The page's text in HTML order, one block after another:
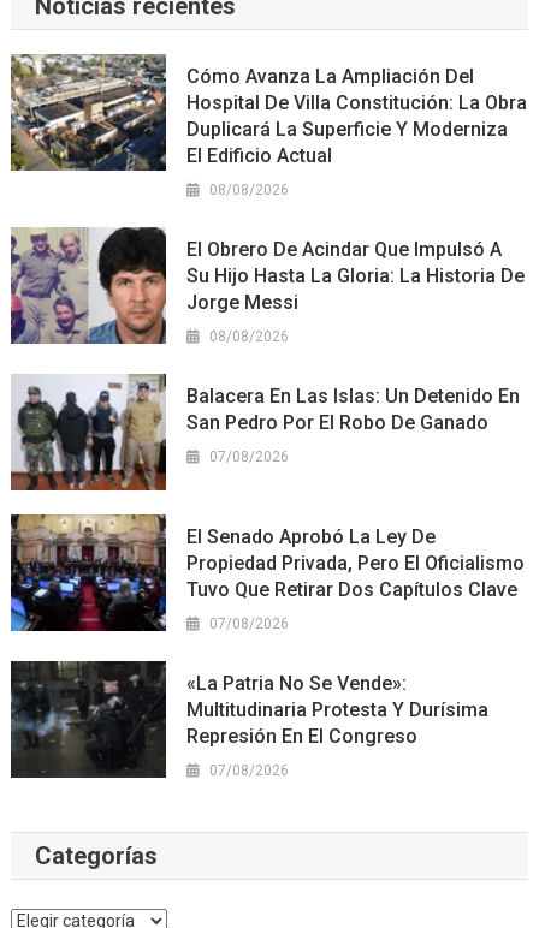
Noticias recientes
Cómo Avanza La Ampliación Del
Hospital De Villa Constitución: La Obra
Duplicará La Superficie Y Moderniza
El Edificio Actual
08/08/2026
El Obrero De Acindar Que Impulsó A
Su Hijo Hasta La Gloria: La Historia De
Jorge Messi
08/08/2026
Balacera En Las Islas: Un Detenido En
San Pedro Por El Robo De Ganado
07/08/2026
El Senado Aprobó La Ley De
Propiedad Privada, Pero El Oficialismo
Tuvo Que Retirar Dos Capítulos Clave
07/08/2026
«La Patria No Se Vende»:
Multitudinaria Protesta Y Durísima
Represión En El Congreso
07/08/2026
Categorías
Categorías